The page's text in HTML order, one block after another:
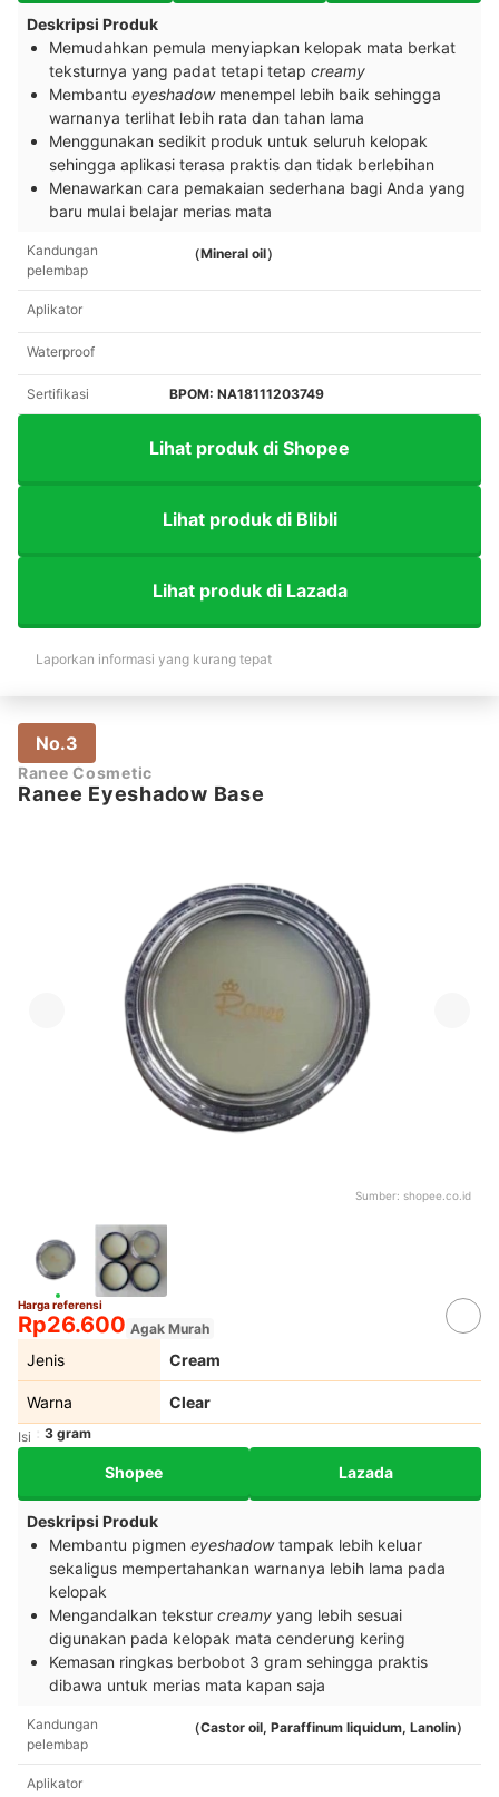
Deskripsi Produk
Memudahkan pemula menyiapkan kelopak mata berkat
teksturnya yang padat tetapi tetap creamy
Membantu eyeshadowmenempel lebih baik sehingga
warnanya terlihat lebih rata dan tahan lama
Menggunakan sedikit produk untuk seluruh kelopak
sehingga aplikasi terasa praktis dan tidak berlebihan
Menawarkan cara pemakaian sederhana bagi Anda yang
baru mulai belajar merias mata
Kandungan
pelembap
（Mineral oil）
Aplikator
Waterproof
Sertifikasi BPOM: NA18111203749
Lihat produk di Shopee
Lihat produk di Blibli
Lihat produk di Lazada
Laporkan informasi yang kurang tepat
No.3
Ranee Cosmetic
Ranee Eyeshadow Base
Sumber: shopee.co.id
Harga referensi
Rp26.600 Agak Murah
Jenis Cream
Warna Clear
Isi 3 gram
Shopee Lazada
Deskripsi Produk
Membantu pigmen eyeshadowtampak lebih keluar
sekaligus mempertahankan warnanya lebih lama pada
kelopak
Mengandalkan tekstur creamy yang lebih sesuai
digunakan pada kelopak mata cenderung kering
Kemasan ringkas berbobot 3 gram sehingga praktis
dibawa untuk merias mata kapan saja
Kandungan
pelembap
（Castor oil, Paraffinum liquidum, Lanolin）
Aplikator